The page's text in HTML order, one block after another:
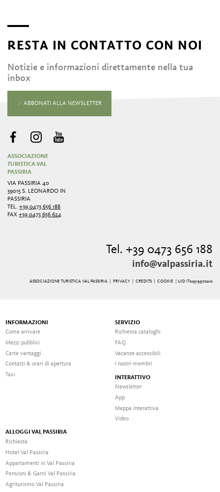
RESTA IN CONTATTO CON NOI
Notizie e informazioni direttamente nella tua
inbox
ABBONATI ALLA NEWSLETTER
ASSOCIAZIONE
TURISTICA VAL
PASSIRIA
VIA PASSIRIA 40
39015 S. LEONARDO IN
PASSIRIA
TEL.+39 0473 656 188
FAX+39 0473 656 624
Tel. +39 0473 656 188
info@valpassiria.it
ASSOCIAZIONE TURISTICA VAL PASSIRIA | PRIVACY| CREDITS| COOKIE | UID IT02519970210
INFORMAZIONI
Come arrivare
Mezzi pubblici
Carte vantaggi
Contatti & orari di apertura
Taxi
SERVIZIO
Richiesta cataloghi
FAQ
Vacanze accessibili
I nostri membri
INTERATTIVO
Newsletter
App
Mappa interattiva
Video
ALLOGGI VAL PASSIRIA
Richiesta
Hotel Val Passiria
Appartamenti in Val Passiria
Pensioni & Garni Val Passiria
Agriturismo Val Passiria